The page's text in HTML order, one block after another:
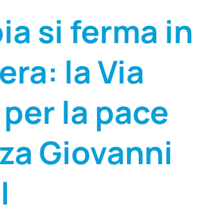
si ferma in
la Via
la pace
Giovanni